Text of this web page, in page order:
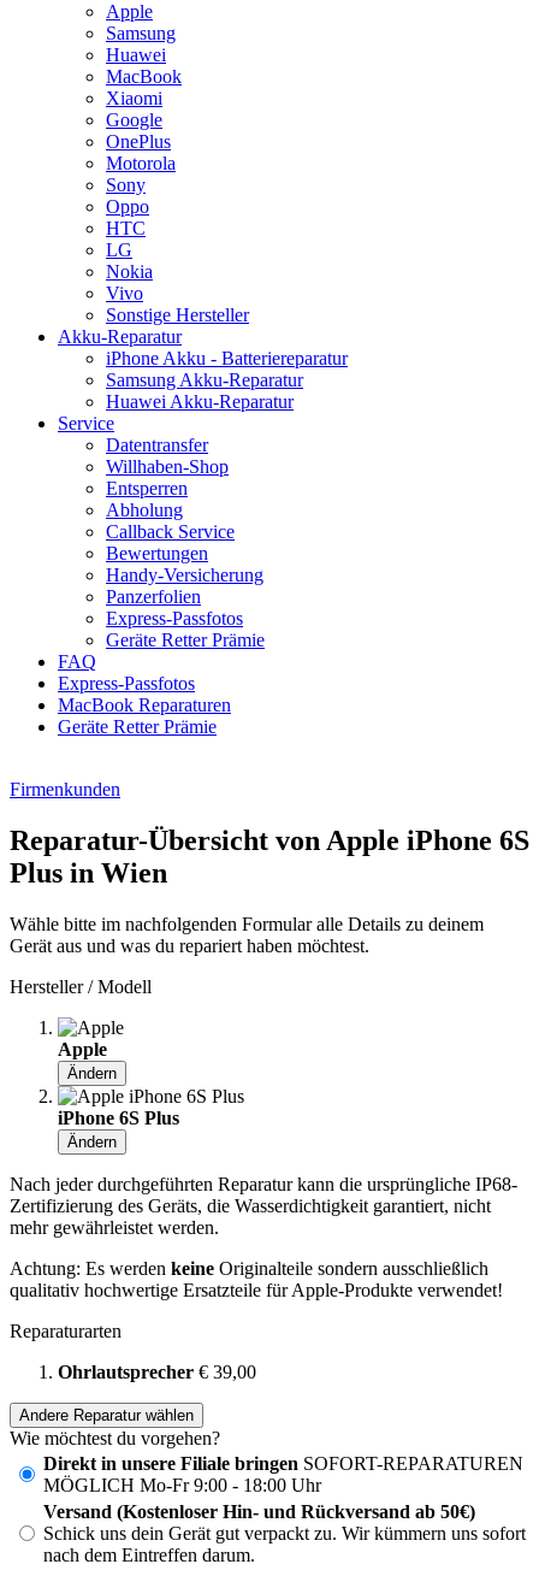
Apple
Samsung
Huawei
MacBook
Xiaomi
Google
OnePlus
Motorola
Sony
Oppo
HTC
LG
Nokia
Vivo
Sonstige Hersteller
Akku-Reparatur
iPhone Akku - Batteriereparatur
Samsung Akku-Reparatur
Huawei Akku-Reparatur
Service
Datentransfer
Willhaben-Shop
Entsperren
Abholung
Callback Service
Bewertungen
Handy-Versicherung
Panzerfolien
Express-Passfotos
Geräte Retter Prämie
FAQ
Express-Passfotos
MacBook Reparaturen
Geräte Retter Prämie
Firmenkunden
Reparatur-Übersicht von Apple iPhone 6S
Plus in Wien
Wähle bitte im nachfolgenden Formular alle Details zu deinem
Gerät aus und was du repariert haben möchtest.
Hersteller / Modell
Apple
Ändern
iPhone 6S Plus
Ändern
Nach jeder durchgeführten Reparatur kann die ursprüngliche IP68-
Zertifizierung des Geräts, die Wasserdichtigkeit garantiert, nicht
mehr gewährleistet werden.
Achtung: Es werden keine Originalteile sondern ausschließlich
qualitativ hochwertige Ersatzteile für Apple-Produkte verwendet!
Reparaturarten
Ohrlautsprecher € 39,00
Andere Reparatur wählen
Wie möchtest du vorgehen?
Direkt in unsere Filiale bringen SOFORT-REPARATUREN
MÖGLICH Mo-Fr 9:00 - 18:00 Uhr
Versand (Kostenloser Hin- und Rückversand ab 50€)
Schick uns dein Gerät gut verpackt zu. Wir kümmern uns sofort
nach dem Eintreffen darum.